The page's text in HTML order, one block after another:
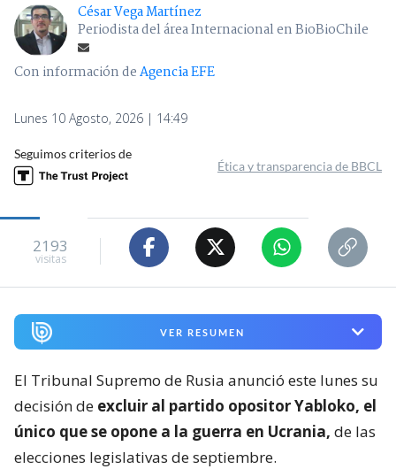
César Vega Martínez
Periodista del área Internacional en BioBioChile
Con información deAgencia EFE
Lunes 10 Agosto, 2026 | 14:49
Seguimos criterios de
Ética y transparencia de BBCL
2193
visitas
VER RESUMEN
El Tribunal Supremo de Rusia anunció este lunes su
decisión de excluir al partido opositor Yabloko, el
único que se opone a la guerra en Ucrania, de las
elecciones legislativas de septiembre.